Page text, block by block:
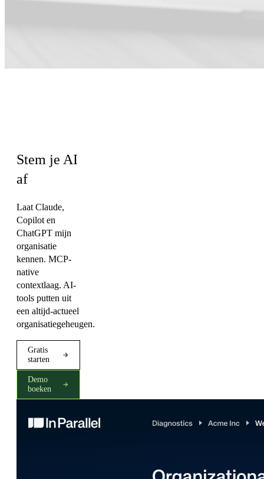
Stem je AI
af
Laat Claude,
Copilot en
ChatGPT mijn
organisatie
kennen. MCP-
native
contextlaag. AI-
tools putten uit
een altijd-actueel
organisatiegeheugen.
Gratis
starten
Demo
boeken